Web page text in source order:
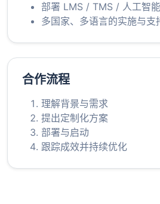
部署 LMS / TMS / 人工智
多国家、多语言的实施与支
合作流程
理解背景与需求
提出定制化方案
部署与启动
跟踪成效并持续优化